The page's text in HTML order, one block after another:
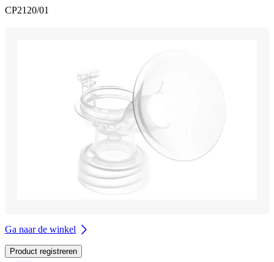
CP2120/01
Ga naar de winkel
Product registreren